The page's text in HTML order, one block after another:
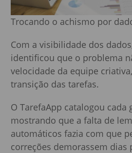
Trocando o achismo por
Com a visibilidade dos
identificou que o problema
velocidade da equipe
transição das tarefas.
O TarefaApp catalogou cada
mostrando que a falta de
automáticos fazia com que
correções demorassem dias